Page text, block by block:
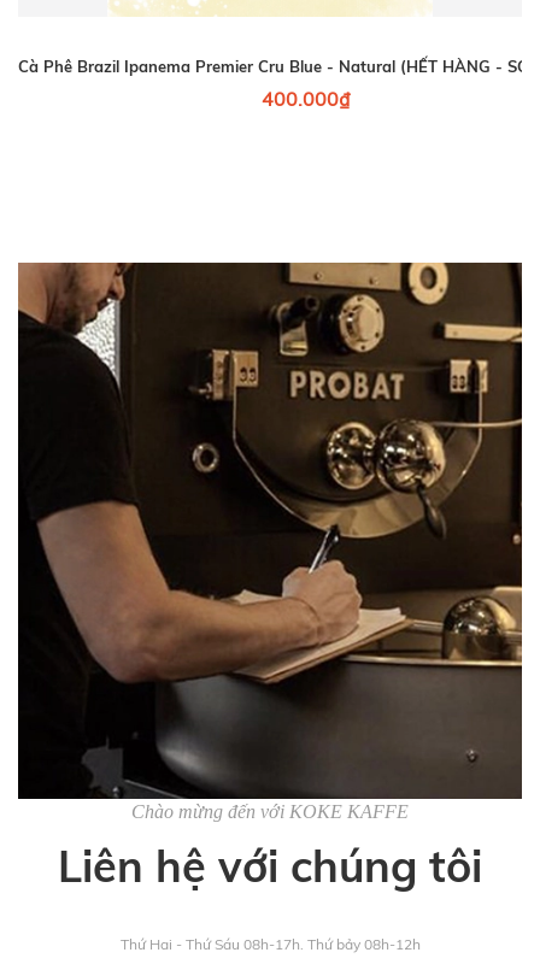
Cà Phê Brazil Ipanema Premier Cru Blue - Natural (HẾT HÀNG -
400.000₫
Chào mừng đến với KOKE KAFFE
Liên hệ với chúng tôi
Thứ Hai - Thứ Sáu 08h-17h. Thứ bảy 08h-12h